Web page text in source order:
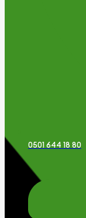
0501 644 18 80